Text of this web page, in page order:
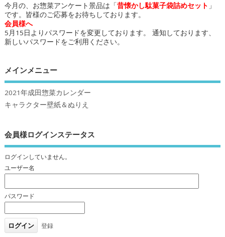
今月の、お惣菜アンケート景品は「昔懐かし駄菓子袋詰めセット 」
です。皆様のご応募をお待ちしております。
会員様へ
5月15日よりパスワードを変更しております。 通知しております、
新しいパスワードをご利用ください。
メインメニュー
2021年成田惣菜カレンダー
キャラクター壁紙＆ぬりえ
会員様ログインステータス
ログインしていません。
ユーザー名
パスワード
登録